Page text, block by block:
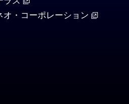
オ・コーポレーション